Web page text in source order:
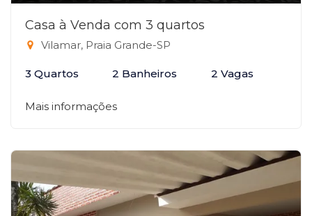
Casa à Venda com 3 quartos
Vilamar, Praia Grande-SP
3 Quartos 2 Banheiros 2 Vagas
Mais informações